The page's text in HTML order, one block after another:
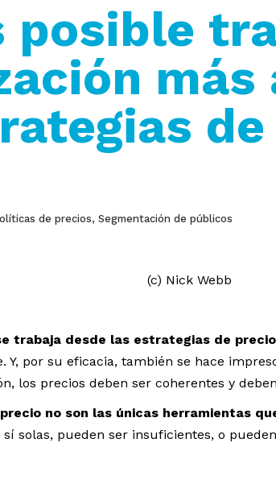
posible
más
de precios, Segmentación de públicos
(c) Nick Webb
trabaja desde las estrategias de
Y, por su eficacia, también se hace
los precios deben ser coherentes y
no son las únicas herramientas
sí solas, pueden ser insuficientes, o